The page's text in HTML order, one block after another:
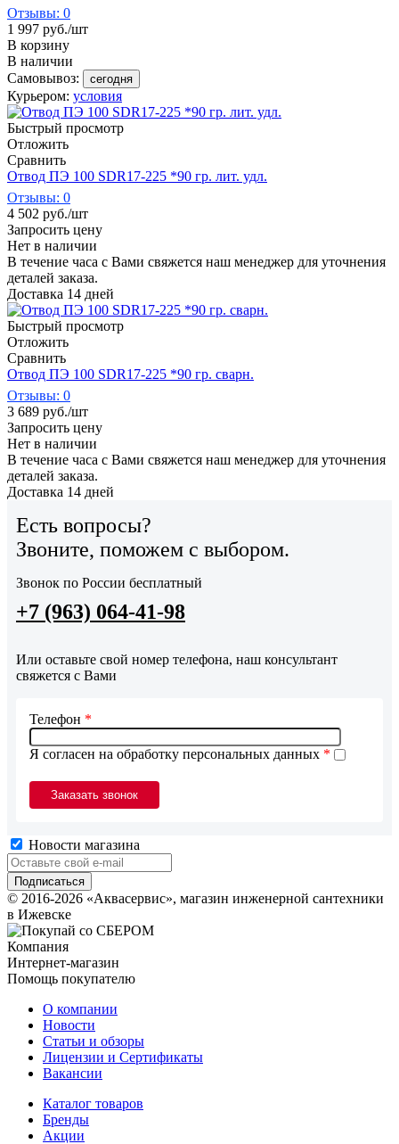
Отзывы: 0
1 997 руб./шт
В корзину
В наличии
Самовывоз:
сегодня
Курьером: условия
Быстрый просмотр
Отложить
Сравнить
Отвод ПЭ 100 SDR17-225 *90 гр. лит. удл.
Отзывы: 0
4 502 руб./шт
Запросить цену
Нет в наличии
В течение часа с Вами свяжется наш менеджер для уточнения
деталей заказа.
Доставка 14 дней
Быстрый просмотр
Отложить
Сравнить
Отвод ПЭ 100 SDR17-225 *90 гр. сварн.
Отзывы: 0
3 689 руб./шт
Запросить цену
Нет в наличии
В течение часа с Вами свяжется наш менеджер для уточнения
деталей заказа.
Доставка 14 дней
Есть вопросы?
Звоните, поможем с выбором.
Звонок по России бесплатный
+7 (963) 064-41-98
Или оставьте свой номер телефона, наш консультант
свяжется с Вами
Я согласен на обработку персональных данных *
Телефон *
Новости магазина
© 2016-2026 «Аквасервис», магазин инженерной сантехники
в Ижевске
Компания
Интернет-магазин
Помощь покупателю
О компании
Новости
Статьи и обзоры
Лицензии и Сертификаты
Вакансии
Каталог товаров
Бренды
Акции